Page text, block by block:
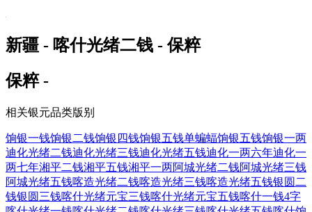
新疆 - 喀什光绪二钱 - 保粹
保粹 -
相关银元品类版别
饷银一钱饷银二钱饷银四钱饷银五钱单蝙蝠饷银五钱饷银一两
迪化光绪二钱迪化光绪三钱迪化光绪五钱迪化一两六年迪化一
两七年湘平二钱湘平五钱湘平一两阿城光绪二钱阿城光绪三钱
阿城光绪五钱喀造光绪二钱喀造光绪三钱喀造光绪五钱银圆二
钱银圆三钱喀什光绪元宝三钱喀什光绪元宝五钱喀什一钱4字